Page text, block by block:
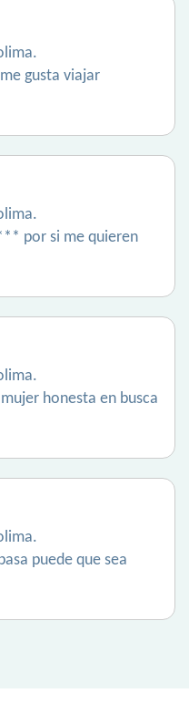
gusta viajar
por si me quieren
honesta en busca
puede que sea